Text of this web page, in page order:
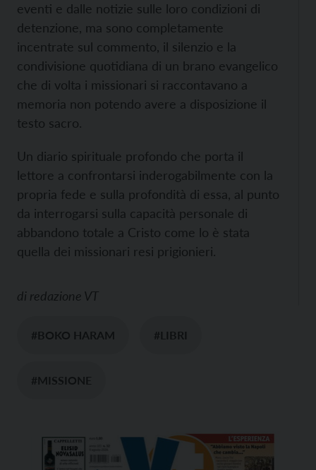
eventi e dalle notizie sulle loro condizioni di
detenzione, ma sono completamente
incentrate sul commento, il silenzio e la
condivisione quotidiana di un brano evangelico
che di volta i missionari si raccontavano a
memoria non potendo avere a disposizione il
testo sacro.
Un diario spirituale profondo che porta il
lettore a confrontarsi inderogabilmente con la
propria fede e sulla profondità di essa, al punto
da interrogarsi sulla capacità personale di
abbandono totale a Cristo come lo è stata
quella dei missionari resi prigionieri.
di redazione VT
#BOKO HARAM #LIBRI
#MISSIONE